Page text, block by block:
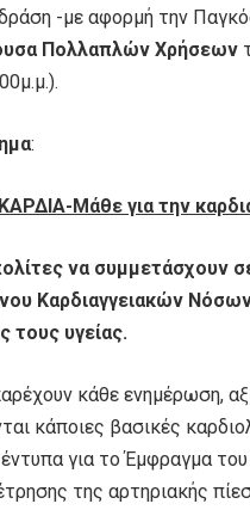
-με αφορμή την
Πολλαπλών Χρήσεων
:
Μάθε για την
να συμμετάσχουν
Καρδιαγγειακών
τους υγείας.
κάθε ενημέρωση,
κάποιες βασικές
έντυπα για το Έμφραγμα
της αρτηριακής